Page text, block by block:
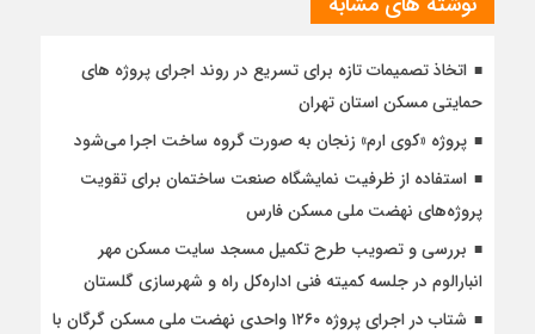
اتخاذ تصمیمات تازه برای تسریع در روند اجرای پروژه های
حمایتی مسکن استان تهران
پروژه «کوی ارم» زنجان به صورت گروه ساخت اجرا می‌شود
استفاده از ظرفیت نمایشگاه صنعت ساختمان برای تقویت
پروژه‌های نهضت ملی مسکن فارس
بررسی و تصویب طرح تکمیل مسجد سایت مسکن مهر
انبارالوم در جلسه کمیته فنی اداره‌کل راه و شهرسازی گلستان
شتاب در اجرای پروژه ۱۲۶۰ واحدی نهضت ملی مسکن گرگان با